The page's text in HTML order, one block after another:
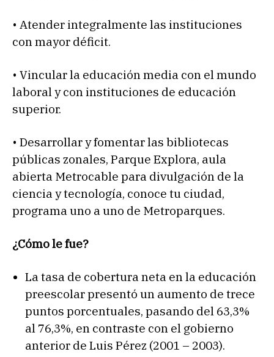
• Atender integralmente las instituciones
con mayor déficit.
• Vincular la educación media con el mundo
laboral y con instituciones de educación
superior.
• Desarrollar y fomentar las bibliotecas
públicas zonales, Parque Explora, aula
abierta Metrocable para divulgación de la
ciencia y tecnología, conoce tu ciudad,
programa uno a uno de Metroparques.
¿Cómo le fue?
La tasa de cobertura neta en la educación
preescolar presentó un aumento de trece
puntos porcentuales, pasando del 63,3%
al 76,3%, en contraste con el gobierno
anterior de Luis Pérez (2001 – 2003).